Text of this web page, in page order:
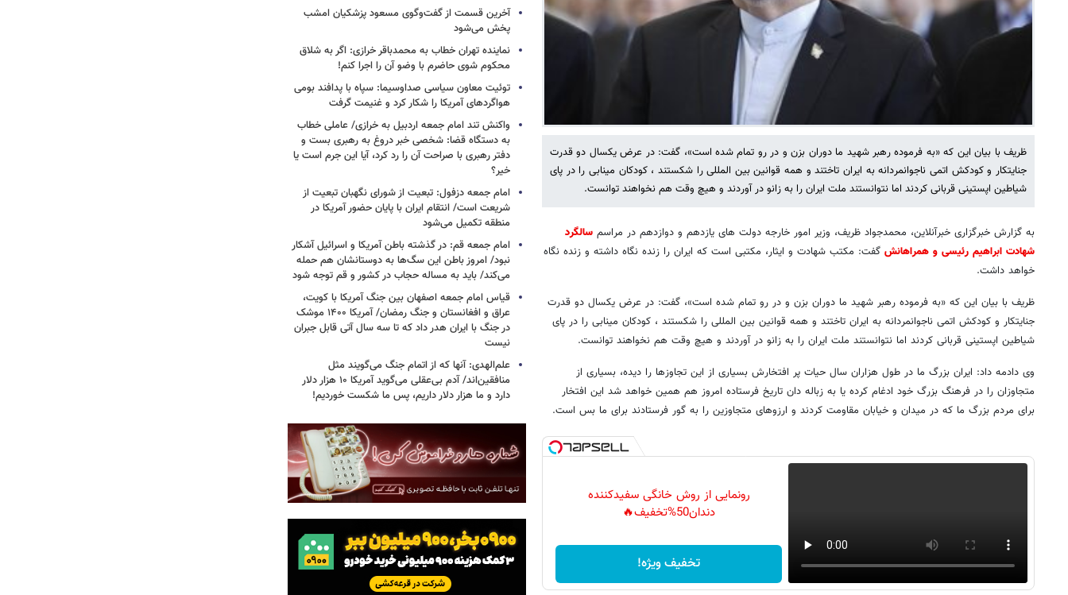
ظریف با بیان این که «به فرموده رهبر شهید ما دوران بزن و در رو تمام شده است»، گفت: در عرض یکسال دو قدرت
جنایتکار و کودکش اتمی ناجوانمردانه به ایران تاختند و همه قوانین بین المللی را شکستند ، کودکان مینابی را در پای
شیاطین اپستینی قربانی کردند اما نتوانستند ملت ایران را به زانو در آوردند و هیچ وقت هم نخواهند توانست.
به گزارش خبرگزاری خبرآنلاین، محمدجواد ظریف، وزیر امور خارجه دولت های یازدهم و دوازدهم در مراسم سالگرد
شهادت ابراهیم رئیسی و همراهانش گفت: مکتب شهادت و ایثار، مکتبی است که ایران را زنده نگاه داشته و زنده نگاه
خواهد داشت.
ظریف با بیان این که «به فرموده رهبر شهید ما دوران بزن و در رو تمام شده است»، گفت: در عرض یکسال دو قدرت
جنایتکار و کودکش اتمی ناجوانمردانه به ایران تاختند و همه قوانین بین المللی را شکستند ، کودکان مینابی را در پای
شیاطین اپستینی قربانی کردند اما نتوانستند ملت ایران را به زانو در آوردند و هیچ وقت هم نخواهند توانست.
وی دادمه داد: ایران بزرگ ما در طول هزاران سال حیات پر افتخارش بسیاری از این تجاوزها را دیده، بسیاری از
متجاوزان را در فرهنگ بزرگ خود ادغام کرده یا به زباله دان تاریخ فرستاده امروز هم همین خواهد شد این افتخار
برای مردم بزرگ ما که در میدان و خیابان مقاومت کردند و ارزوهای متجاوزین را به گور فرستادند برای ما بس است.
رونمایی از روش خانگی سفیدکننده
دندان50%تخفیف🔥
تخفیف ویژه!
آخرین قسمت از گفت‌وگوی مسعود پزشکیان امشب
پخش می‌شود
نماینده تهران خطاب به محمدباقر خرازی: اگر به شلاق
محکوم شوی حاضرم با وضو آن را اجرا کنم!
توئیت معاون سیاسی صداوسیما: سپاه با پدافند بومی
هواگردهای آمریکا را شکار کرد و غنیمت گرفت
واکنش تند امام جمعه اردبیل به خرازی/ عاملی خطاب
به دستگاه قضا: شخصی خبر دروغ به رهبری بست و
دفتر رهبری با صراحت آن را رد کرد، آیا این جرم است یا
خیر؟
امام جمعه دزفول: تبعیت از شورای نگهبان تبعیت از
شریعت است/ انتقام ایران با پایان حضور آمریکا در
منطقه تکمیل می‌شود
امام جمعه قم: در گذشته باطن آمریکا و اسرائیل آشکار
نبود/ امروز باطن این سگ‌ها به دوستانشان هم حمله
می‌کند/ باید به مساله حجاب در کشور و قم توجه شود
قیاس امام جمعه اصفهان بین جنگ آمریکا با کویت،
عراق و افغانستان و جنگ رمضان/ آمریکا ۱۴۰۰ موشک
در جنگ با ایران هدر داد که تا سه سال آتی قابل جبران
نیست
علم‌الهدی: آنها که از اتمام جنگ می‌گویند مثل
منافقین‌اند/ آدم بی‌عقلی می‌گوید آمریکا ۱۰ هزار دلار
دارد و ما هزار دلار داریم، پس ما شکست خوردیم!